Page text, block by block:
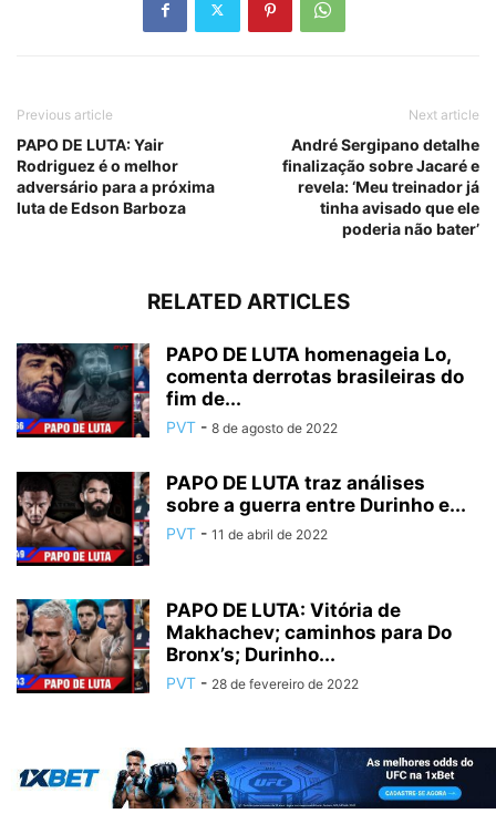
Previous article
PAPO DE LUTA: Yair
Rodriguez é o melhor
adversário para a próxima
luta de Edson Barboza
Next article
André Sergipano detalhe
finalização sobre Jacaré e
revela: ‘Meu treinador já
tinha avisado que ele
poderia não bater’
RELATED ARTICLES
PAPO DE LUTA homenageia Lo,
comenta derrotas brasileiras do
fim de...
PVT - 8 de agosto de 2022
PAPO DE LUTA traz análises
sobre a guerra entre Durinho e...
PVT - 11 de abril de 2022
PAPO DE LUTA: Vitória de
Makhachev; caminhos para Do
Bronx’s; Durinho...
PVT - 28 de fevereiro de 2022